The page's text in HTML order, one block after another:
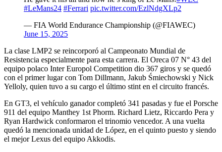
#LeMans24 #Ferrari pic.twitter.com/EzlNdgXLp2
— FIA World Endurance Championship (@FIAWEC)
June 15, 2025
La clase LMP2 se reincorporó al Campeonato Mundial de
Resistencia especialmente para esta carrera. El Oreca 07 N° 43 del
equipo polaco Inter Europol Competition dio 367 giros y se quedó
con el primer lugar con Tom Dillmann, Jakub Śmiechowski y Nick
Yelloly, quien tuvo a su cargo el último stint en el circuito francés.
En GT3, el vehículo ganador completó 341 pasadas y fue el Porsche
911 del equipo Manthey 1st Phorm. Richard Lietz, Riccardo Pera y
Ryan Hardwick conformaron el trinomio vencedor. A una vuelta
quedó la mencionada unidad de López, en el quinto puesto y siendo
el mejor Lexus del equipo Akkodis.